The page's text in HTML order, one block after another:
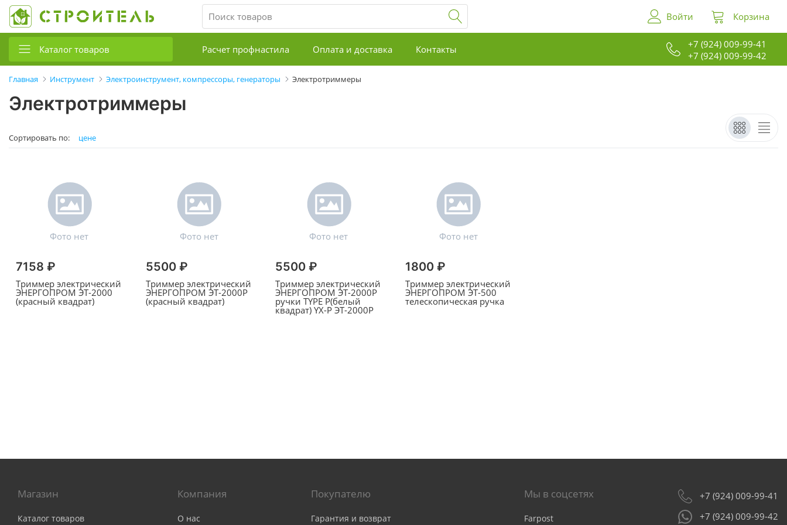
Войти Корзина
Каталог товаров Расчет профнастила Оплата и доставка Контакты
+7 (924) 009-99-41
+7 (924) 009-99-42
Главная Инструмент Электроинструмент, компрессоры, генераторы Электротриммеры
Электротриммеры
Сортировать по: цене
7158 ₽
Триммер электрический
ЭНЕРГОПРОМ ЭТ-2000
(красный квадрат)
5500 ₽
Триммер электрический
ЭНЕРГОПРОМ ЭТ-2000Р
(красный квадрат)
5500 ₽
Триммер электрический
ЭНЕРГОПРОМ ЭТ-2000Р
ручки TYPE P(белый
квадрат) YX-P ЭТ-2000Р
1800 ₽
Триммер электрический
ЭНЕРГОПРОМ ЭТ-500
телескопическая ручка
Магазин
Каталог товаров
Компания
О нас
Покупателю
Гарантия и возврат
Мы в соцсетях
Farpost
+7 (924) 009-99-41
+7 (924) 009-99-42